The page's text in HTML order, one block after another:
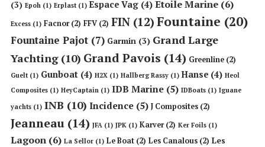
(3) Epoh (1) Erplast(1) Espace Vag (4) Etoile Marine (6)
Excess (1) Facnor(2) FFV (2) FIN (12) Fountaine (20)
Fountaine Pajot (7) Garmin (3) Grand Large
Yachting(10) Grand Pavois (14) Greenline (2)
Guelt(1) Gunboat (4) H2X (1) Hallberg Rassy (1) Hanse (4) Heol
Composites (1) HeyCaptain (1) IDB Marine (5) IDBoats (1) Iguane
yachts (1) INB (10) Incidence (5) J Composites (2)
Jeanneau (14) JFA (1) JPK (1) Karver(2) Ker Foils (1)
Lagoon (6) La Sellor (1) Le Boat (2) Les Canalous (2) Les